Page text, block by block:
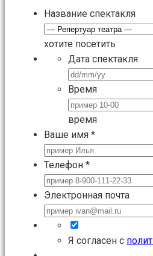
Название спектакля
хотите посетить
Дата спектакля
Время
время
Ваше имя *
Телефон *
Электронная почта
Я согласен с